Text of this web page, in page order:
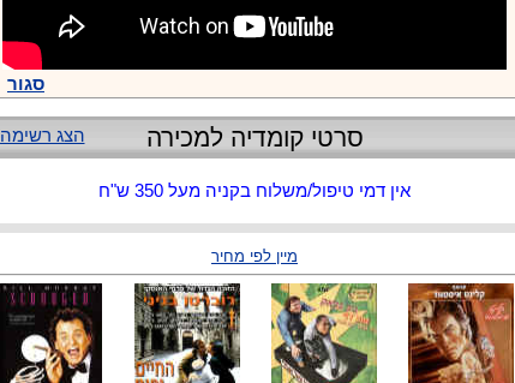
סגור
הצג רשימה סרטי קומדיה למכירה
אין דמי טיפול/משלוח בקניה מעל 350 ש"ח
מיין לפי מחיר